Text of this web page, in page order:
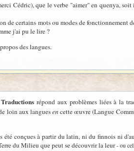
Cédric), que le verbe "aimer" en quenya,
certains mots ou modes de fonctionnement
j'ai pu le lire ?
des langues.
Traductionsrépond aux problèmes liées à la
loin aux languesen cette œuvre (Langue
été conçues à partir du latin, ni du finnois ni
du Milieu que peut se découvrir la leur- ou